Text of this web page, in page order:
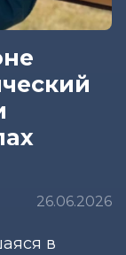
26.06.2026
в